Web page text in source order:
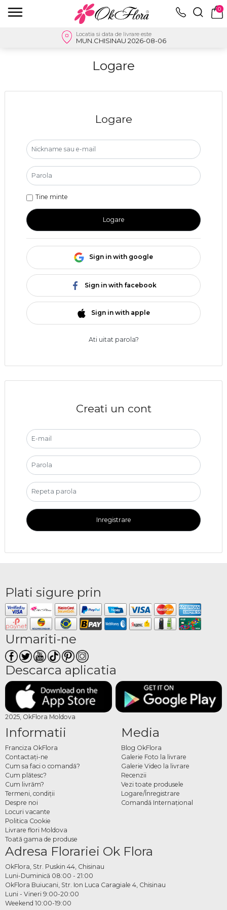
0
Locatia si data de livrare este
MUN.CHISINAU 2026-08-06
Logare
Logare
Tine minte
Logare
Sign in with google
Sign in with facebook
Sign in with apple
Ati uitat parola?
Creati un cont
Inregistrare
Plati sigure prin
Urmariti-ne
Descarca aplicatia
2025, OkFlora Moldova
Informatii
Franciza OkFlora
Contactaţi-ne
Cum sa faci o comandă?
Cum plătesc?
Cum livrăm?
Termeni, condiţii
Despre noi
Locuri vacante
Politica Cookie
Livrare flori Moldova
Toată gama de produse
Media
Blog OkFlora
Galerie Foto la livrare
Galerie Video la livrare
Recenzii
Vezi toate produsele
Logare/Înregistrare
Comandă Internațional
Adresa Florariei Ok Flora
OkFlora, Str. Puskin 44, Chisinau
Luni-Duminică 08:00 - 21:00
OkFlora Buiucani, Str. Ion Luca Caragiale 4, Chisinau
Luni - Vineri 9:00-20:00
Weekend 10:00-19:00